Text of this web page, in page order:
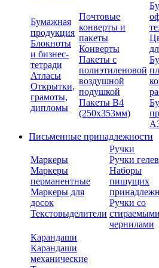
Бумажная
продукция
Блокноты
и бизнес-
тетради
Атласы
Открытки,
грамоты,
дипломы
Почтовые
конверты и
пакеты
Конверты
Пакеты с
полиэтиленовой
воздушной
подушкой
Пакеты В4
(250х353мм)
Письменные принадлежности
Маркеры
Маркеры
перманентные
Маркеры для
досок
Текстовыделители
Ручки
Ручки
Наборы
пишущих
Ручки со
стираемыми
чернилами
Карандаши
Карандаши
механические